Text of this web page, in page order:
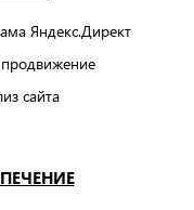
Яндекс.Директ
продвижение
сайта